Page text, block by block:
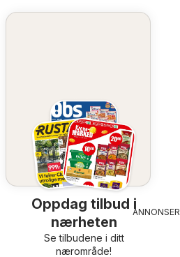
Oppdag tilbud i
nærheten
Se tilbudene i ditt
nærområde!
ANNONSER